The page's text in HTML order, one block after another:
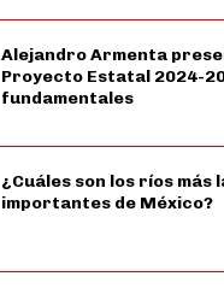
Alejandro Armenta
Proyecto Estatal 2024-
fundamentales
¿Cuáles son los ríos más
importantes de México?